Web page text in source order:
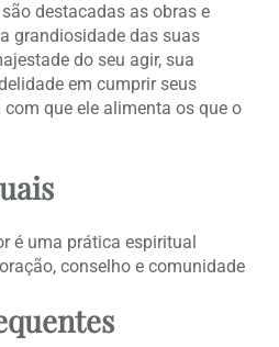
destacadas as obras e
grandiosidade das suas
do seu agir, sua
em cumprir seus
que ele alimenta os que o
é uma prática espiritual
conselho e comunidade